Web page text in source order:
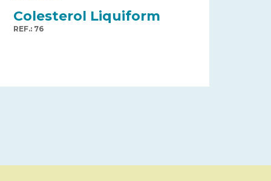
Colesterol Liquiform
REF.: 76